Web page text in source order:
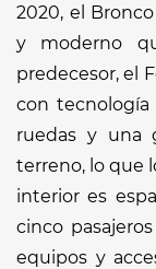
2020, el
y moderno
predecesor, el
con tecnología
ruedas y una
terreno, lo que
interior es
cinco
equipos y